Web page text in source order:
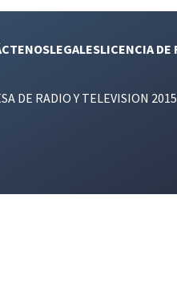
LEGALESLICENCIA DE
DE RADIO Y TELEVISION 2015